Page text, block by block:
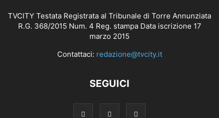
TVCITY Testata Registrata al Tribunale di Torre Annunziata
R.G. 368/2015 Num. 4 Reg. stampa Data iscrizione 17
marzo 2015
Contattaci: redazione@tvcity.it
SEGUICI